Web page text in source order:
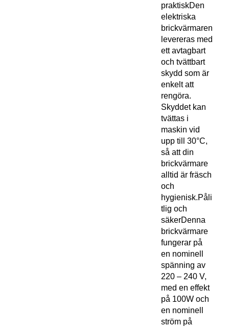
praktiskDen
elektriska
brickvärmaren
levereras med
ett avtagbart
och tvättbart
skydd som är
enkelt att
rengöra.
Skyddet kan
tvättas i
maskin vid
upp till 30°C,
så att din
brickvärmare
alltid är fräsch
och
hygienisk.Påli
tlig och
säkerDenna
brickvärmare
fungerar på
en nominell
spänning av
220 – 240 V,
med en effekt
på 100W och
en nominell
ström på